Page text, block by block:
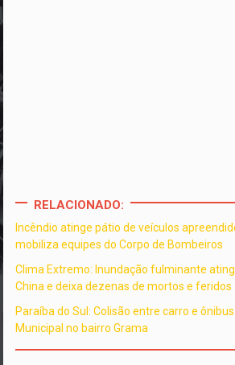
RELACIONADO:
Incêndio atinge pátio de veículos
mobiliza equipes do Corpo de Bombeiros
Clima Extremo: Inundação fulminante
China e deixa dezenas de mortos e feridos
Paraíba do Sul: Colisão entre carro e
Municipal no bairro Grama